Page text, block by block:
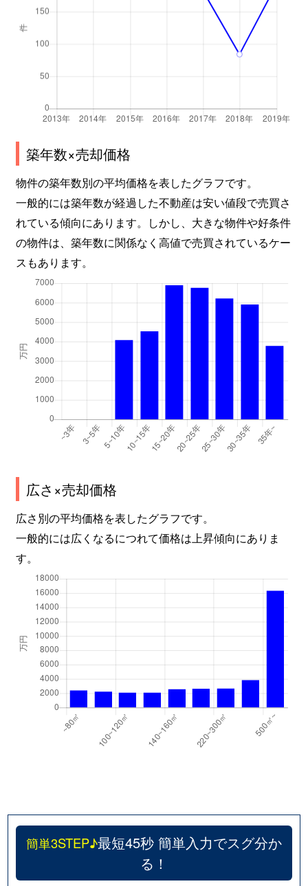
築年数×売却価格
物件の築年数別の平均価格を表したグラフです。
一般的には築年数が経過した不動産は安い値段で売買さ
れている傾向にあります。しかし、大きな物件や好条件
の物件は、築年数に関係なく高値で売買されているケー
スもあります。
広さ×売却価格
広さ別の平均価格を表したグラフです。
一般的には広くなるにつれて価格は上昇傾向にありま
す。
簡単3STEP♪最短45秒 簡単入力でスグ分か
る！